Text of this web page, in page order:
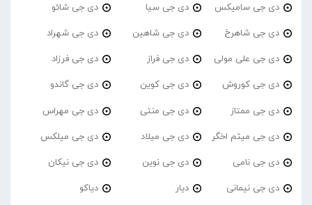
دی جی سامیکس دی جی سیا دی جی شائو
دی جی شاهرخ دی جی شاهین دی جی شهراد
دی جی علی مولی دی جی فراز دی جی فرزاد
دی جی کوروش دی جی کوین دی جی گاندو
دی جی ممتاز دی جی منتی دی جی مهراس
دی جی میثم اخگر دی جی میلاد دی جی میلکس
دی جی نامی دی جی نوین دی جی نیکان
دی جی نیمانی دیار دیاکو